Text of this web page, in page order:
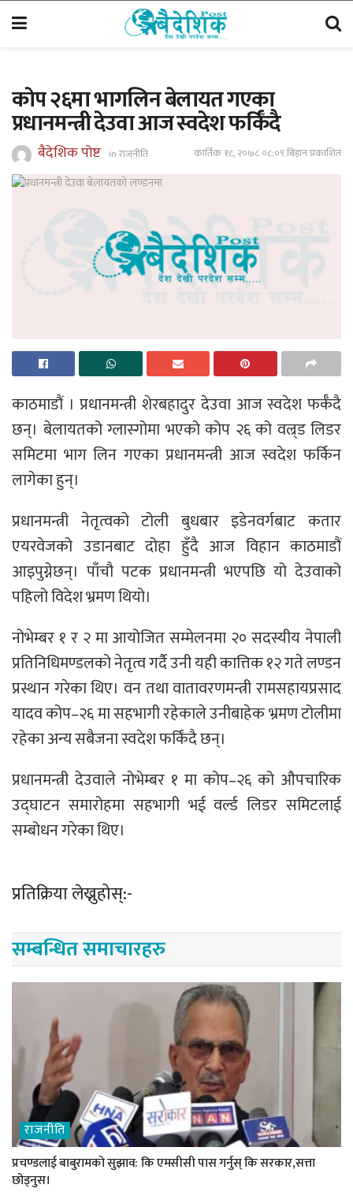
काेप २६मा भागलिन बेलायत गएका
प्रधानमन्त्री देउवा आज स्वदेश फर्किँदै
बैदेशिक पोष्ट inराजनीति कार्तिक १८, २०७८ ०८;०९ बिहान प्रकाशित
काठमाडौं । प्रधानमन्त्री शेरबहादुर देउवा आज स्वदेश फर्कँदै
छन्। बेलायतको ग्लास्गोमा भएको कोप २६ को वल्र्ड लिडर
समिटमा भाग लिन गएका प्रधानमन्त्री आज स्वदेश फर्किन
लागेका हुन्।
प्रधानमन्त्री नेतृत्वको टोली बुधबार इडेनवर्गबाट कतार
एयरवेजको उडानबाट दोहा हुँदै आज विहान काठमाडौं
आइपुग्नेछन्। पाँचौ पटक प्रधानमन्त्री भएपछि यो देउवाको
पहिलो विदेश भ्रमण थियो।
नोभेम्बर १ र २ मा आयोजित सम्मेलनमा २० सदस्यीय नेपाली
प्रतिनिधिमण्डलको नेतृत्व गर्दै उनी यही कात्तिक १२ गते लण्डन
प्रस्थान गरेका थिए। वन तथा वातावरणमन्त्री रामसहायप्रसाद
यादव कोप–२६ मा सहभागी रहेकाले उनीबाहेक भ्रमण टोलीमा
रहेका अन्य सबैजना स्वदेश फर्किंदै छन्।
प्रधानमन्त्री देउवाले नोभेम्बर १ मा कोप–२६ को औपचारिक
उद्घाटन समारोहमा सहभागी भई वर्ल्ड लिडर समिटलाई
सम्बोधन गरेका थिए।
प्रतिक्रिया लेख्नुहोस्:-
सम्बन्धित समाचारहरु
राजनीति
प्रचण्डलाई बाबुरामको सुझाव: कि एमसीसी पास गर्नुस् कि सरकार,सत्ता
छोड्नुस।